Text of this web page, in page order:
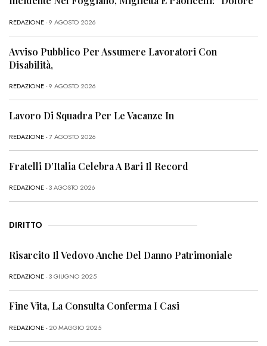
REDAZIONE- 9 AGOSTO 2026
Avviso Pubblico Per Assumere Lavoratori Con
Disabilità,
REDAZIONE- 9 AGOSTO 2026
Lavoro Di Squadra Per Le Vacanze In
REDAZIONE- 7 AGOSTO 2026
Fratelli D’Italia Celebra A Bari Il Record
REDAZIONE- 3 AGOSTO 2026
DIRITTO
Risarcito Il Vedovo Anche Del Danno Patrimoniale
REDAZIONE- 3 GIUGNO 2025
Fine Vita, La Consulta Conferma I Casi
REDAZIONE- 20 MAGGIO 2025